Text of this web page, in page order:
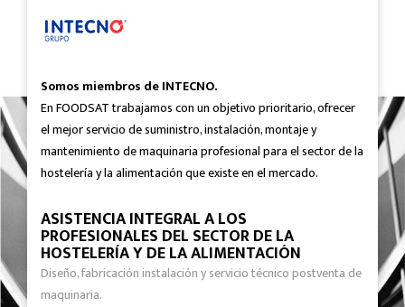
Somos miembros de INTECNO.
En FOODSAT trabajamos con un objetivo prioritario, ofrecer
el mejor servicio de suministro, instalación, montaje y
mantenimiento de maquinaria profesional para el sector de la
hostelería y la alimentación que existe en el mercado.
ASISTENCIA INTEGRAL A LOS
PROFESIONALES DEL SECTOR DE LA
HOSTELERÍA Y DE LA ALIMENTACIÓN
Diseño, fabricación instalación y servicio técnico postventa de
maquinaria.